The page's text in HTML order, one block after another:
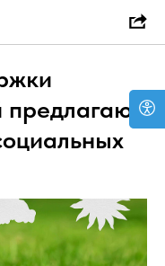
предлагают